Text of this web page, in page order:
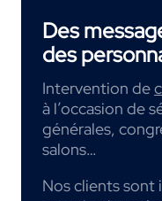
Des
des
Intervention de
à l’occasion de
générales,
salons…
Nos clients